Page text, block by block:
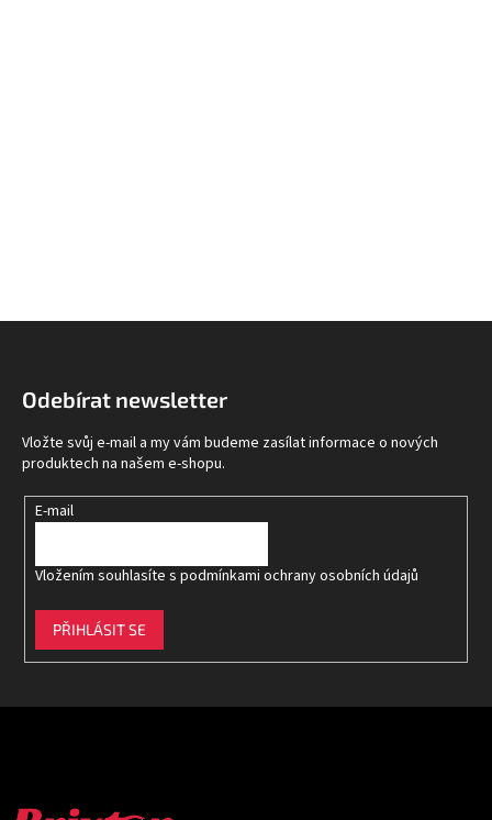
Odebírat newsletter
Vložte svůj e-mail a my vám budeme zasílat informace o nových
produktech na našem e-shopu.
E-mail
Vložením souhlasíte s podmínkami ochrany osobních údajů
PŘIHLÁSIT SE